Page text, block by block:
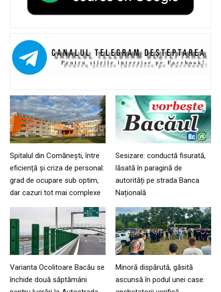
Spitalul din Comănești, între
eficiență și criza de personal:
grad de ocupare sub optim,
dar cazuri tot mai complexe
Sesizare: conductă fisurată,
lăsată în paragină de
autorități pe strada Banca
Națională
Varianta Ocolitoare Bacău se
închide două săptămâni
Minoră dispărută, găsită
ascunsă în podul unei case: